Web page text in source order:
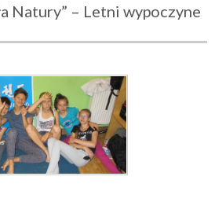
Natury” – Letni wypoczyne